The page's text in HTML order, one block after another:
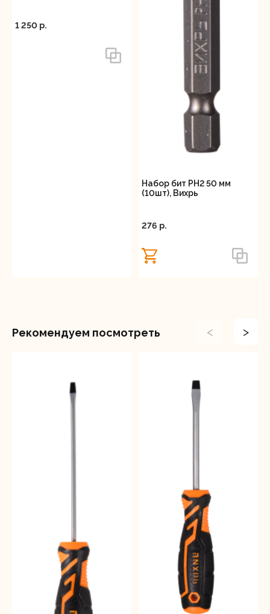
1 250 p.
Набор бит PH2 50 мм
(10шт), Вихрь
276 p.
Рекомендуем посмотреть < >